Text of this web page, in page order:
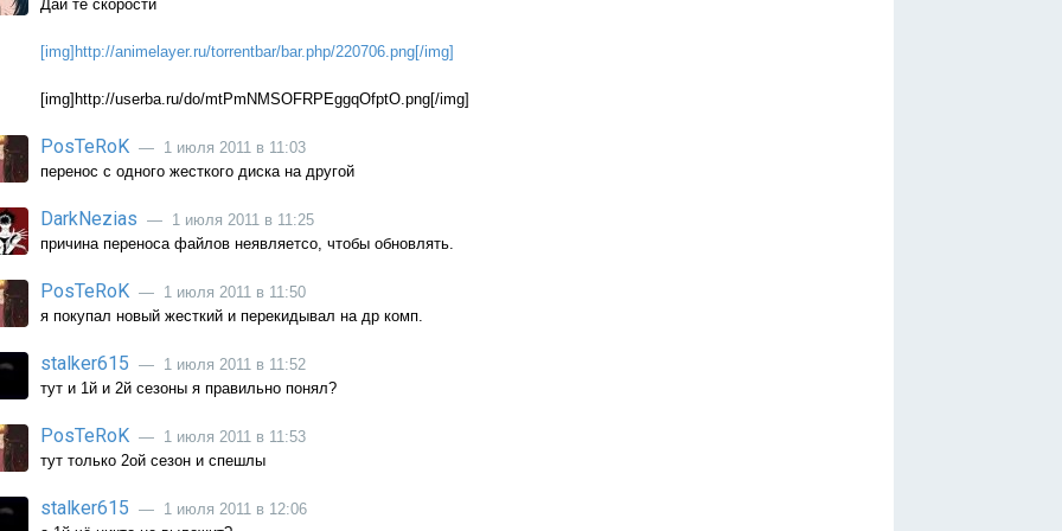
Дай те скорости
[img]http://animelayer.ru/torrentbar/bar.php/220706.png[/img]
[img]http://userba.ru/do/mtPmNMSOFRPEggqOfptO.png[/img]
PosTeRoK — 1 июля 2011 в 11:03
перенос с одного жесткого диска на другой
DarkNezias — 1 июля 2011 в 11:25
причина переноса файлов неявляетсо, чтобы обновлять.
PosTeRoK — 1 июля 2011 в 11:50
я покупал новый жесткий и перекидывал на др комп.
stalker615 — 1 июля 2011 в 11:52
тут и 1й и 2й сезоны я правильно понял?
PosTeRoK — 1 июля 2011 в 11:53
тут только 2ой сезон и спешлы
stalker615 — 1 июля 2011 в 12:06